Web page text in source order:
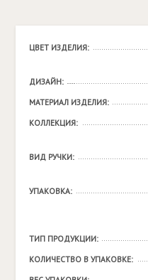
ЦВЕТ ИЗДЕЛИЯ:
ДИЗАЙН:
МАТЕРИАЛ ИЗДЕЛИЯ:
КОЛЛЕКЦИЯ:
ВИД РУЧКИ:
УПАКОВКА:
ТИП ПРОДУКЦИИ:
КОЛИЧЕСТВО В УПАКОВКЕ: